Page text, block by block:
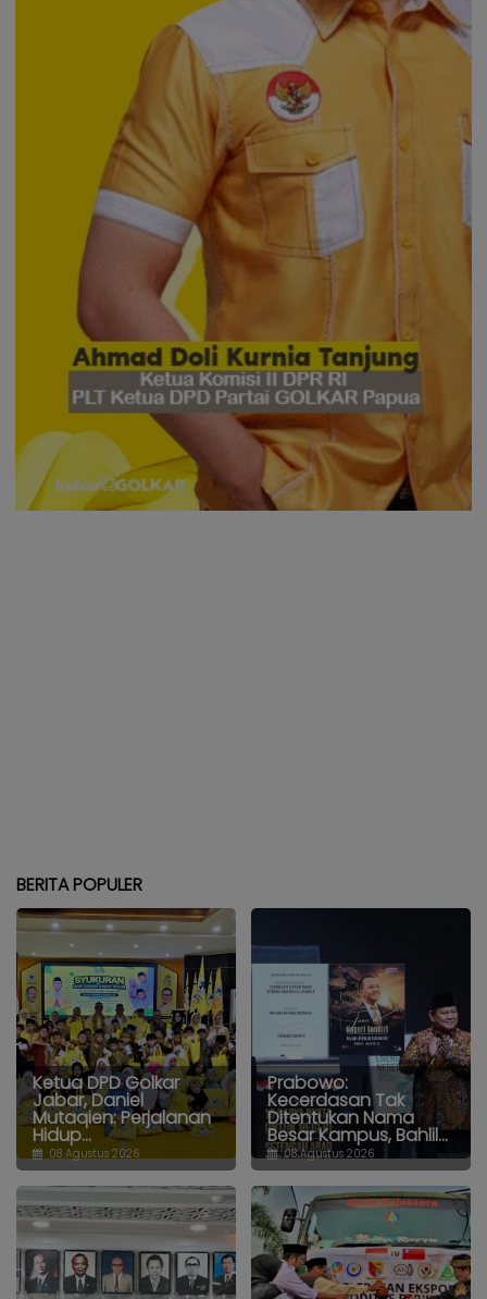
BERITA POPULER
Ketua DPD Golkar
Jabar, Daniel
Mutaqien: Perjalanan
Hidup...
08 Agustus 2026
Prabowo:
Kecerdasan Tak
Ditentukan Nama
Besar Kampus, Bahlil...
08 Agustus 2026